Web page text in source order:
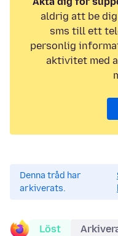
aldrig att be
sms till ett
personlig
aktivitet med
Denna tråd har
arkiverats.
Löst